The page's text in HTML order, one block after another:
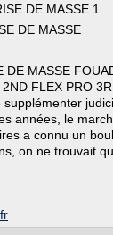
DE MASSE 1
DE MASSE
DE MASSE
FLEX PRO
supplémenter
années, le
a connu un
on ne trouvait